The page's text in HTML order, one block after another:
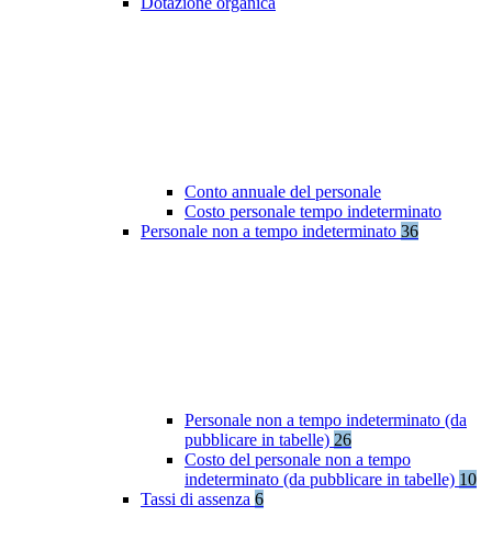
Conto annuale del personale
Costo personale tempo indeterminato
Personale non a tempo indeterminato 36
Personale non a tempo indeterminato (da
pubblicare in tabelle) 26
Costo del personale non a tempo
indeterminato (da pubblicare in tabelle) 10
Tassi di assenza 6